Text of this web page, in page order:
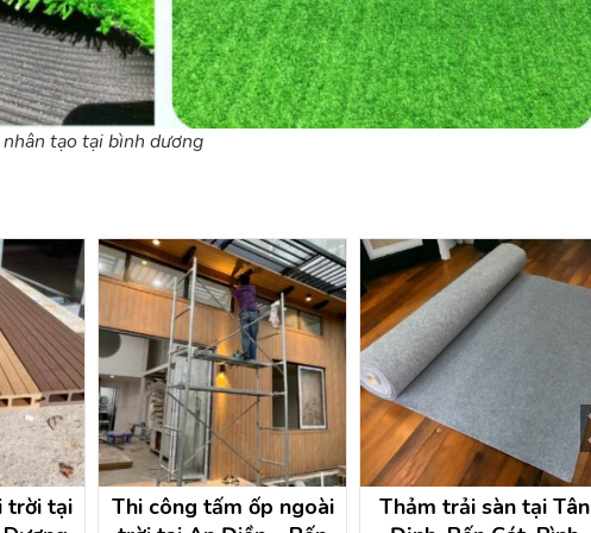
nhân tạo tại bình dương
trời tại
Thi công tấm ốp ngoài
Thảm trải sàn tại Tân